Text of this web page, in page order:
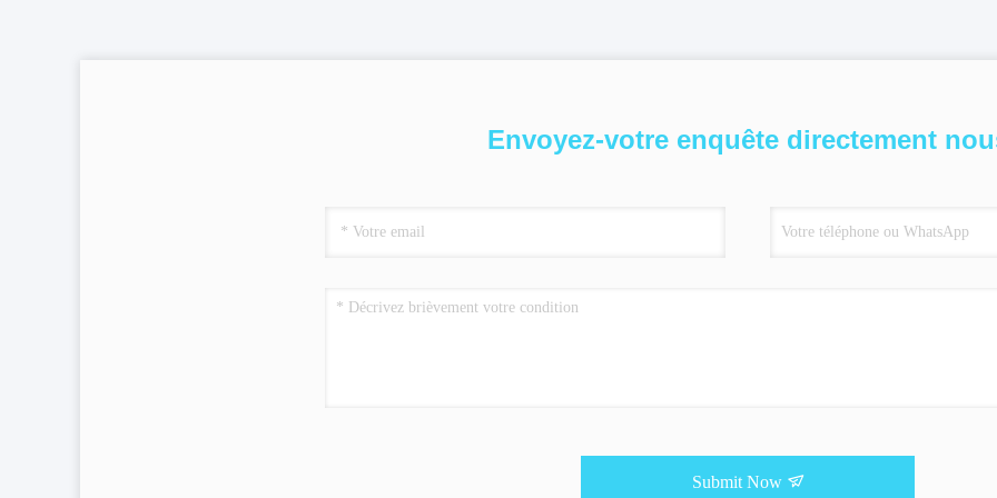
Envoyez-votre enquête directement
Submit Now